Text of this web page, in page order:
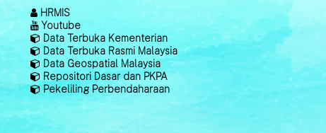
HRMIS
Youtube
Data Terbuka Kementerian
Data Terbuka Rasmi Malaysia
Data Geospatial Malaysia
Repositori Dasar dan PKPA
Pekeliling Perbendaharaan